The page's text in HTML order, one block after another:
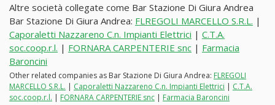
Altre società collegate come Bar Stazione Di Giura Andrea
Bar Stazione Di Giura Andrea: FLREGOLI MARCELLO S.R.L. |
Caporaletti Nazzareno C.n. Impianti Elettrici | C.T.A.
soc.coop.r.l. | FORNARA CARPENTERIE snc | Farmacia
Baroncini
Other related companies as Bar Stazione Di Giura Andrea: FLREGOLI
MARCELLO S.R.L. | Caporaletti Nazzareno C.n. Impianti Elettrici | C.T.A.
soc.coop.r.l. | FORNARA CARPENTERIE snc | Farmacia Baroncini